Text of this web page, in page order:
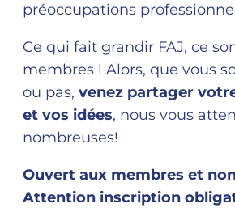
préoccupations
Ce qui fait grandir FAJ, ce
membres ! Alors, que vous
ou pas, venez partager
et vos idées, nous vous
nombreuses!
Ouvert aux membres et
Attention inscription